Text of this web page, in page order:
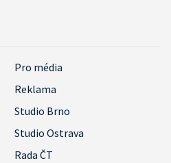
Pro média
Reklama
Studio Brno
Studio Ostrava
Rada ČT